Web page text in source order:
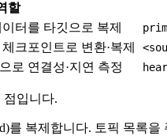
할
터를 타깃으로 복제
크포인트로 변환·복제
로 연결성·지연 측정
점입니다.
를 복제합니다. 토픽 목록